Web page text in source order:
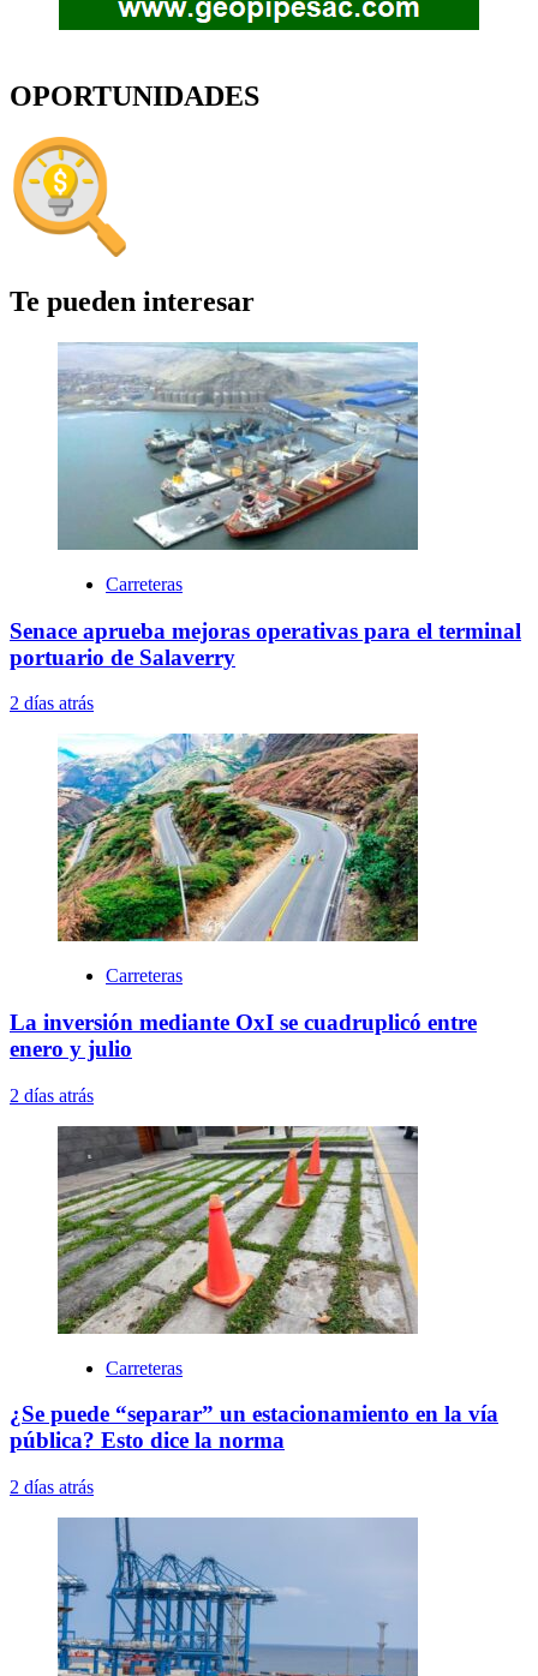
OPORTUNIDADES
Te pueden interesar
Carreteras
Senace aprueba mejoras operativas para el terminal
portuario de Salaverry
2 días atrás
Carreteras
La inversión mediante OxI se cuadruplicó entre
enero y julio
2 días atrás
Carreteras
¿Se puede “separar” un estacionamiento en la vía
pública? Esto dice la norma
2 días atrás